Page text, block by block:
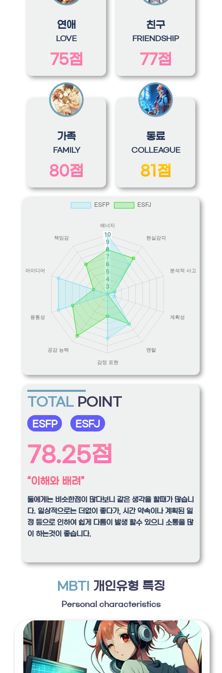
연애
LOVE
75점
친구
FRIENDSHIP
77점
가족
FAMILY
80점
동료
COLLEAGUE
81점
TOTAL POINT
ESFP ESFJ
78.25점
“이해와 배려”
둘에게는 비슷한점이 많다보니 같은 생각을 할때가 많습니
다. 일상적으로는 더없이 좋다가, 시간 약속이나 계획된 일
정 등으로 인하여 쉽게 다툼이 발생 할수 있으니 소통을 많
이 하는것이 좋습니다.
MBTI 개인유형 특징
Personal characteristics